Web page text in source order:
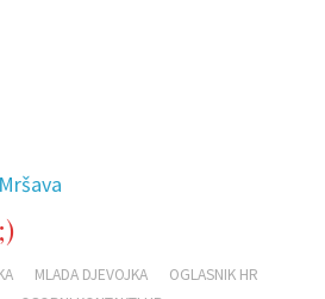
Mršava
MLADA DJEVOJKA
OGLASNIK HR